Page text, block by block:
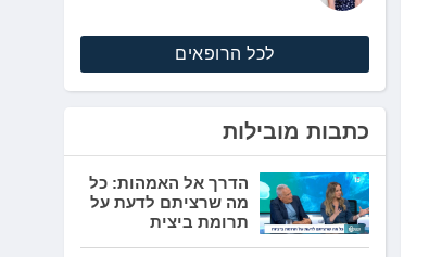
לכל הרופאים
כתבות מובילות
הדרך אל האמהות: כל
מה שרציתם לדעת על
תרומת ביצית